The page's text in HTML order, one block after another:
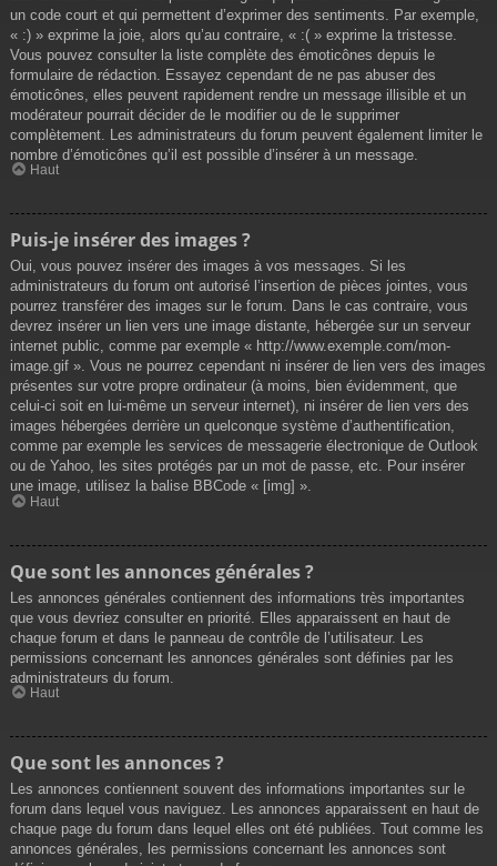
un code court et qui permettent d’exprimer des sentiments. Par exemple,
« :) » exprime la joie, alors qu’au contraire, « :( » exprime la tristesse.
Vous pouvez consulter la liste complète des émoticônes depuis le
formulaire de rédaction. Essayez cependant de ne pas abuser des
émoticônes, elles peuvent rapidement rendre un message illisible et un
modérateur pourrait décider de le modifier ou de le supprimer
complètement. Les administrateurs du forum peuvent également limiter le
nombre d’émoticônes qu’il est possible d’insérer à un message.
Haut
Puis-je insérer des images ?
Oui, vous pouvez insérer des images à vos messages. Si les
administrateurs du forum ont autorisé l’insertion de pièces jointes, vous
pourrez transférer des images sur le forum. Dans le cas contraire, vous
devrez insérer un lien vers une image distante, hébergée sur un serveur
internet public, comme par exemple « http://www.exemple.com/mon-
image.gif ». Vous ne pourrez cependant ni insérer de lien vers des images
présentes sur votre propre ordinateur (à moins, bien évidemment, que
celui-ci soit en lui-même un serveur internet), ni insérer de lien vers des
images hébergées derrière un quelconque système d’authentification,
comme par exemple les services de messagerie électronique de Outlook
ou de Yahoo, les sites protégés par un mot de passe, etc. Pour insérer
une image, utilisez la balise BBCode « [img] ».
Haut
Que sont les annonces générales ?
Les annonces générales contiennent des informations très importantes
que vous devriez consulter en priorité. Elles apparaissent en haut de
chaque forum et dans le panneau de contrôle de l’utilisateur. Les
permissions concernant les annonces générales sont définies par les
administrateurs du forum.
Haut
Que sont les annonces ?
Les annonces contiennent souvent des informations importantes sur le
forum dans lequel vous naviguez. Les annonces apparaissent en haut de
chaque page du forum dans lequel elles ont été publiées. Tout comme les
annonces générales, les permissions concernant les annonces sont